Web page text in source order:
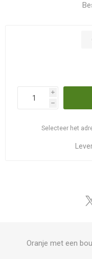
i
h
Selecteer het
Oranje met een